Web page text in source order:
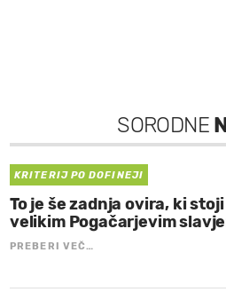
SORODNE
KRITERIJ PO DOFINEJI
To je še zadnja ovira, ki
velikim Pogačarjevim
PREBERI VEČ…